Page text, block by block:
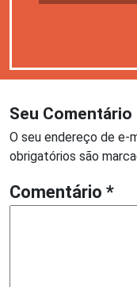
Seu Comentário
O seu endereço de e-
obrigatórios são
Comentário *